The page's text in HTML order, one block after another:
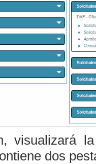
visualizará
dos